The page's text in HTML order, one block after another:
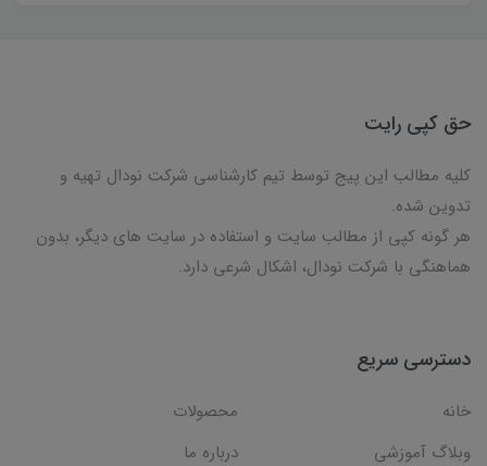
حق کپی رایت
کلیه مطالب این پیج توسط تیم کارشناسی شرکت نودال تهیه و
تدوین شده.
هر گونه کپی از مطالب سایت و استفاده در سایت های دیگر، بدون
هماهنگی با شرکت نودال، اشکال شرعی دارد.
دسترسی سریع
خانه
محصولات
وبلاگ آموزشی
درباره ما